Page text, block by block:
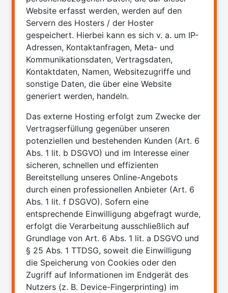
Website erfasst werden, werden auf den
Servern des Hosters / der Hoster
gespeichert. Hierbei kann es sich v. a. um IP-
Adressen, Kontaktanfragen, Meta- und
Kommunikationsdaten, Vertragsdaten,
Kontaktdaten, Namen, Websitezugriffe und
sonstige Daten, die über eine Website
generiert werden, handeln.
Das externe Hosting erfolgt zum Zwecke der
Vertragserfüllung gegenüber unseren
potenziellen und bestehenden Kunden (Art. 6
Abs. 1 lit. b DSGVO) und im Interesse einer
sicheren, schnellen und effizienten
Bereitstellung unseres Online-Angebots
durch einen professionellen Anbieter (Art. 6
Abs. 1 lit. f DSGVO). Sofern eine
entsprechende Einwilligung abgefragt wurde,
erfolgt die Verarbeitung ausschließlich auf
Grundlage von Art. 6 Abs. 1 lit. a DSGVO und
§ 25 Abs. 1 TTDSG, soweit die Einwilligung
die Speicherung von Cookies oder den
Zugriff auf Informationen im Endgerät des
Nutzers (z. B. Device-Fingerprinting) im